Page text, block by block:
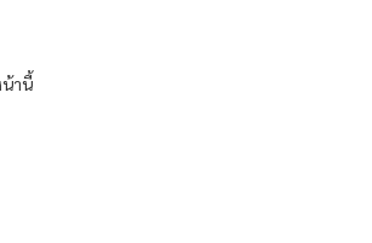
น้านี้